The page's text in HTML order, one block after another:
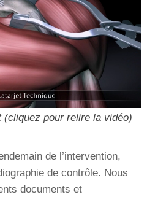
(cliquez pour relire la vidéo)
de l’intervention,
de contrôle. Nous
documents et